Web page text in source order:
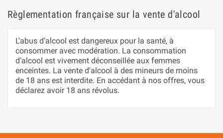
Règlementation française sur la vente d'alcool
L’abus d’alcool est dangereux pour la santé, à
consommer avec modération. La consommation
d’alcool est vivement déconseillée aux femmes
enceintes. La vente d'alcool à des mineurs de moins
de 18 ans est interdite. En accédant à nos offres, vous
déclarez avoir 18 ans révolus.